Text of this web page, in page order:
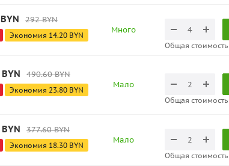
BYN 292BYN
Экономия 14.20 BYN
Много
Общая стоимость
BYN 490.60BYN
Экономия 23.80 BYN
Мало
Общая стоимость
BYN 377.60BYN
Экономия 18.30 BYN
Мало
Общая стоимость